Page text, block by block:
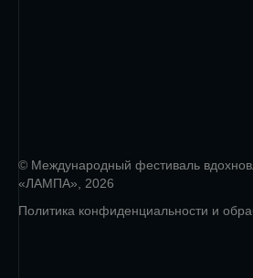
© Международный фестиваль
«ЛАМПА», 2026
Политика конфиденциальности и